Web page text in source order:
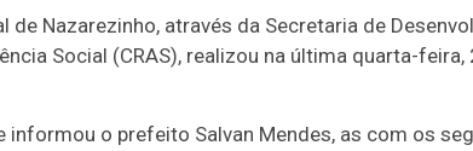
de Nazarezinho, através da Secretaria de
Social (CRAS), realizou na última quarta-
informou o prefeito Salvan Mendes, as com os